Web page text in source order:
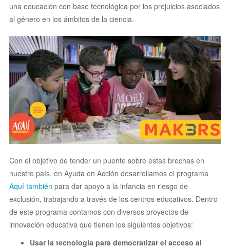
una educación con base tecnológica por los prejuicios asociados
al género en los ámbitos de la ciencia.
Con el objetivo de tender un puente sobre estas brechas en
nuestro país, en Ayuda en Acción desarrollamos el programa
Aquí también para dar apoyo a la infancia en riesgo de
exclusión, trabajando a través de los centros educativos. Dentro
de este programa contamos con diversos proyectos de
innovación educativa que tienen los siguientes objetivos:
Usar la tecnología para democratizar el acceso al